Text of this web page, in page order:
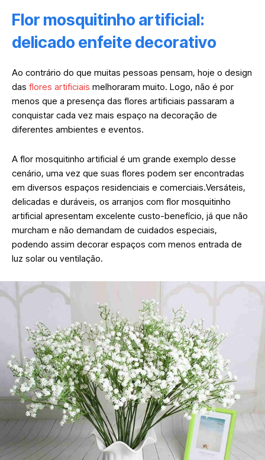
Flor mosquitinho artificial:
delicado enfeite decorativo
Ao contrário do que muitas pessoas pensam, hoje o design
das flores artificiais melhoraram muito. Logo, não é por
menos que a presença das flores artificiais passaram a
conquistar cada vez mais espaço na decoração de
diferentes ambientes e eventos.
A flor mosquitinho artificial é um grande exemplo desse
cenário, uma vez que suas flores podem ser encontradas
em diversos espaços residenciais e comerciais.Versáteis,
delicadas e duráveis, os arranjos com flor mosquitinho
artificial apresentam excelente custo-benefício, já que não
murcham e não demandam de cuidados especiais,
podendo assim decorar espaços com menos entrada de
luz solar ou ventilação.